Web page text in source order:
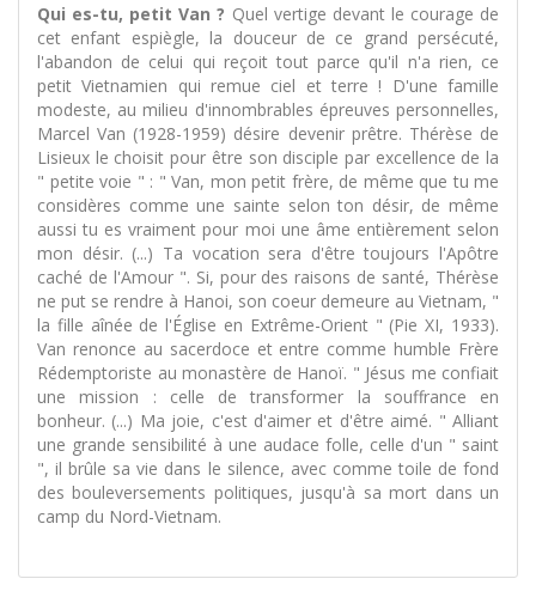
Qui es-tu, petit Van ? Quel vertige devant le courage de
cet enfant espiègle, la douceur de ce grand persécuté,
l'abandon de celui qui reçoit tout parce qu'il n'a rien, ce
petit Vietnamien qui remue ciel et terre ! D'une famille
modeste, au milieu d'innombrables épreuves personnelles,
Marcel Van (1928-1959) désire devenir prêtre. Thérèse de
Lisieux le choisit pour être son disciple par excellence de la
" petite voie " : " Van, mon petit frère, de même que tu me
considères comme une sainte selon ton désir, de même
aussi tu es vraiment pour moi une âme entièrement selon
mon désir. (...) Ta vocation sera d'être toujours l'Apôtre
caché de l'Amour ". Si, pour des raisons de santé, Thérèse
ne put se rendre à Hanoi, son coeur demeure au Vietnam, "
la fille aînée de l'Église en Extrême-Orient " (Pie XI, 1933).
Van renonce au sacerdoce et entre comme humble Frère
Rédemptoriste au monastère de Hanoï. " Jésus me confiait
une mission : celle de transformer la souffrance en
bonheur. (...) Ma joie, c'est d'aimer et d'être aimé. " Alliant
une grande sensibilité à une audace folle, celle d'un " saint
", il brûle sa vie dans le silence, avec comme toile de fond
des bouleversements politiques, jusqu'à sa mort dans un
camp du Nord-Vietnam.